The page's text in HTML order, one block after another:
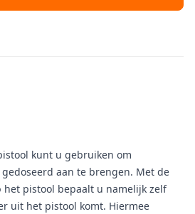
kunt u gebruiken om
aan te brengen. Met de
het pistool bepaalt u namelijk zelf
uit het pistool komt. Hiermee